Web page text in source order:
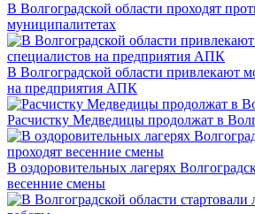
В Волгоградской области проходят
муниципалитетах
В Волгоградской области привлекают
на предприятия АПК
Расчистку Медведицы продолжат в
В оздоровительных лагерях
весенние смены